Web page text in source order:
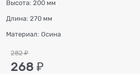
Высота: 200 мм
Длина: 270 мм
Материал: Осина
282 ₽
268 ₽